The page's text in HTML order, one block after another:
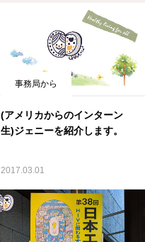
事務局から
(アメリカからのインターン
生)ジェニーを紹介します。
2017.03.01